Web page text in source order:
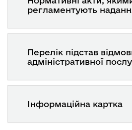
регламентують
Перелік підстав
адміністративної
Інформаційна картка